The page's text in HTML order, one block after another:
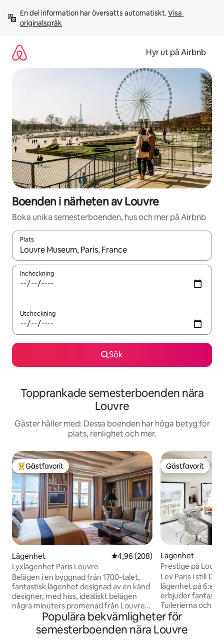
innehåll
En del information har översatts automatiskt. Visa
originalspråk
Hyr ut på Airbnb
Boenden i närheten av Louvre
Boka unika semesterboenden, hus och mer på Airbnb
Plats
När resultaten är tillgängliga kan du navigera med upp- och
Incheckning
Utcheckning
Sök
Topprankade semesterboenden nära
Louvre
Gäster håller med: Dessa boenden har höga betyg för
plats, renlighet och mer.
Populär gästfavorit
Gästfavorit
Lägenhet 4,96 av 5 i genomsnittligt
4,96 (208)
Lyxlägenhet Paris Louvre
Belägen i en byggnad från 1700-talet,
fantastisk lägenhet designad av en känd
designer, med hiss, idealiskt belägen
några minuters promenad från Louvren
och Opéra Garnier. Inrett i en elegant
stil, hög komfort i en varm, ljus, lugn och
luftkonditionerad atmosfär med fullt
Gästfavorit
Gästfavorit
Lägenhet
Prestige på
Lev Paris i stil!
lägenhet på 6:e
erbjuder
Tuilerierna och
att bo och
med kollektivtrafik. Njut av modern
TV, fiber-Wi-Fi,
Populära bekvämligheter för
semesterboenden nära Louvre